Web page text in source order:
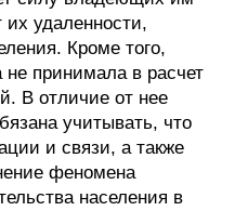
их удаленности,
Кроме того,
не принимала в расчет
В отличие от нее
учитывать, что
и связи, а также
феномена
населения в